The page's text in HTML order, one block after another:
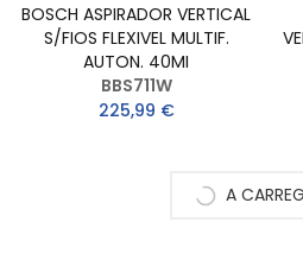
BOSCH ASPIRADOR VERTICAL
S/FIOS FLEXIVEL MULTIF.
AUTON. 40MI
BBS711W
225,99 €
A